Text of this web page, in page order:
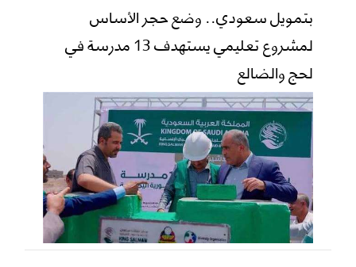
بتمويل سعودي.. وضع حجر الأساس
لمشروع تعليمي يستهدف 13 مدرسة في
لحج والضالع